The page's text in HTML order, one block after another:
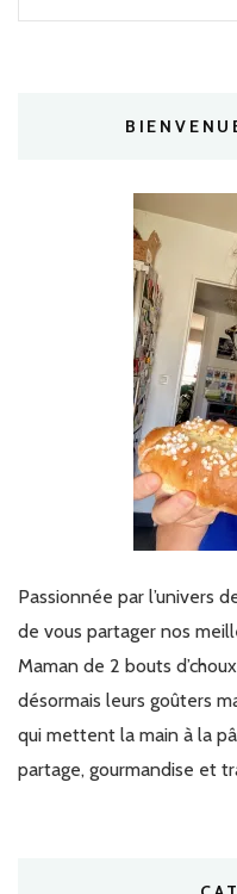
Passionnée par l’univers
de vous partager nos
Maman de 2 bouts
désormais leurs goûters
qui mettent la main à la
partage, gourmandise et